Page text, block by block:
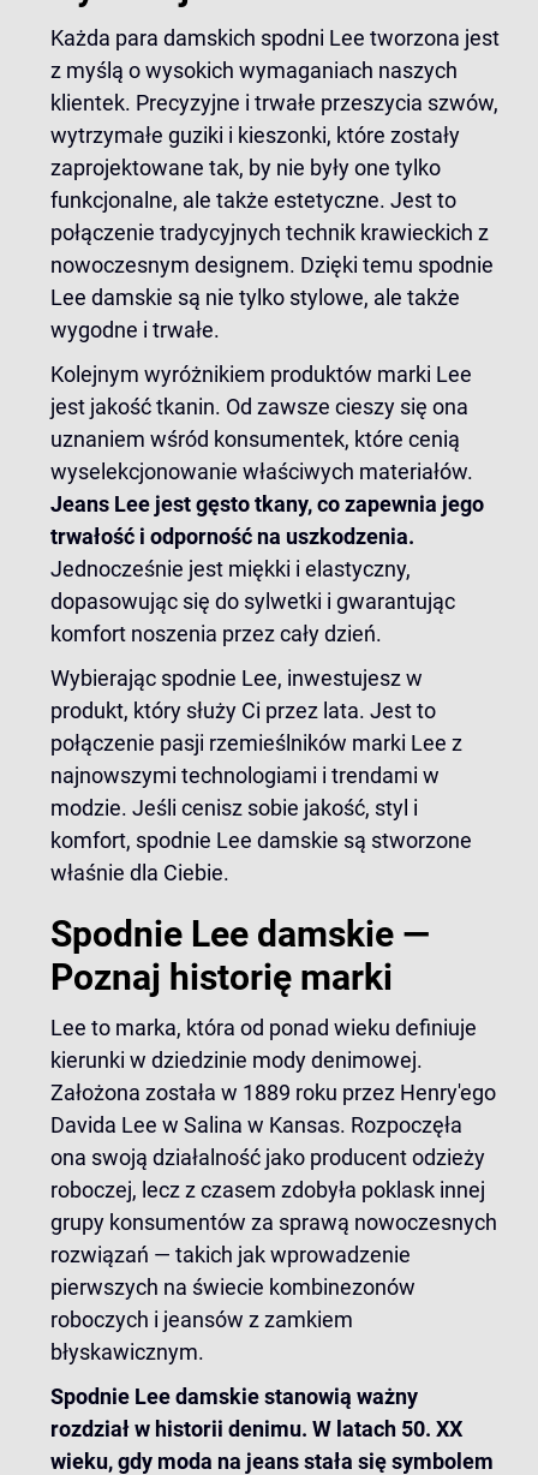
Każda para damskich spodni Lee tworzona jest
z myślą o wysokich wymaganiach naszych
klientek. Precyzyjne i trwałe przeszycia szwów,
wytrzymałe guziki i kieszonki, które zostały
zaprojektowane tak, by nie były one tylko
funkcjonalne, ale także estetyczne. Jest to
połączenie tradycyjnych technik krawieckich z
nowoczesnym designem. Dzięki temu spodnie
Lee damskie są nie tylko stylowe, ale także
wygodne i trwałe.
Kolejnym wyróżnikiem produktów marki Lee
jest jakość tkanin. Od zawsze cieszy się ona
uznaniem wśród konsumentek, które cenią
wyselekcjonowanie właściwych materiałów.
Jeans Lee jest gęsto tkany, co zapewnia jego
trwałość i odporność na uszkodzenia.
Jednocześnie jest miękki i elastyczny,
dopasowując się do sylwetki i gwarantując
komfort noszenia przez cały dzień.
Wybierając spodnie Lee, inwestujesz w
produkt, który służy Ci przez lata. Jest to
połączenie pasji rzemieślników marki Lee z
najnowszymi technologiami i trendami w
modzie. Jeśli cenisz sobie jakość, styl i
komfort, spodnie Lee damskie są stworzone
właśnie dla Ciebie.
Spodnie Lee damskie —
Poznaj historię marki
Lee to marka, która od ponad wieku definiuje
kierunki w dziedzinie mody denimowej.
Założona została w 1889 roku przez Henry'ego
Davida Lee w Salina w Kansas. Rozpoczęła
ona swoją działalność jako producent odzieży
roboczej, lecz z czasem zdobyła poklask innej
grupy konsumentów za sprawą nowoczesnych
rozwiązań — takich jak wprowadzenie
pierwszych na świecie kombinezonów
roboczych i jeansów z zamkiem
błyskawicznym.
Spodnie Lee damskie stanowią ważny
rozdział w historii denimu. W latach 50. XX
wieku, gdy moda na jeans stała się symbolem